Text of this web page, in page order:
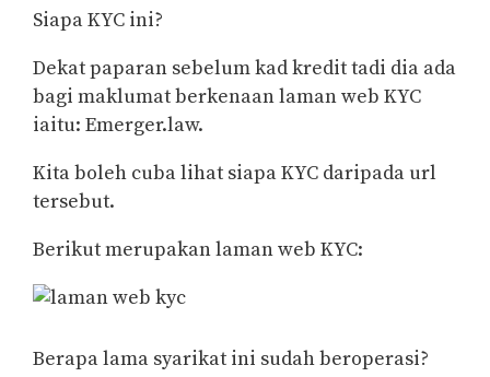
Siapa KYC ini?
Dekat paparan sebelum kad kredit tadi dia ada
bagi maklumat berkenaan laman web KYC
iaitu: Emerger.law.
Kita boleh cuba lihat siapa KYC daripada url
tersebut.
Berikut merupakan laman web KYC:
Berapa lama syarikat ini sudah beroperasi?